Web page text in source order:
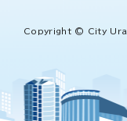
Copyright © City